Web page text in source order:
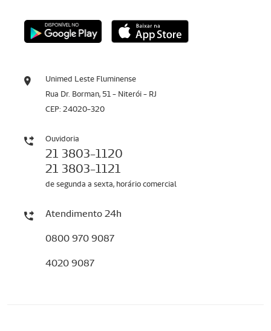
Unimed Leste Fluminense
Rua Dr. Borman, 51 - Niterói - RJ
CEP: 24020-320
Ouvidoria
21 3803-1120
21 3803-1121
de segunda a sexta, horário comercial
Atendimento 24h
0800 970 9087
4020 9087